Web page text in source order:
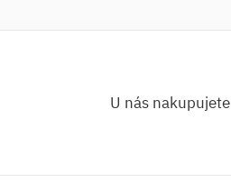
U nás nakupujete